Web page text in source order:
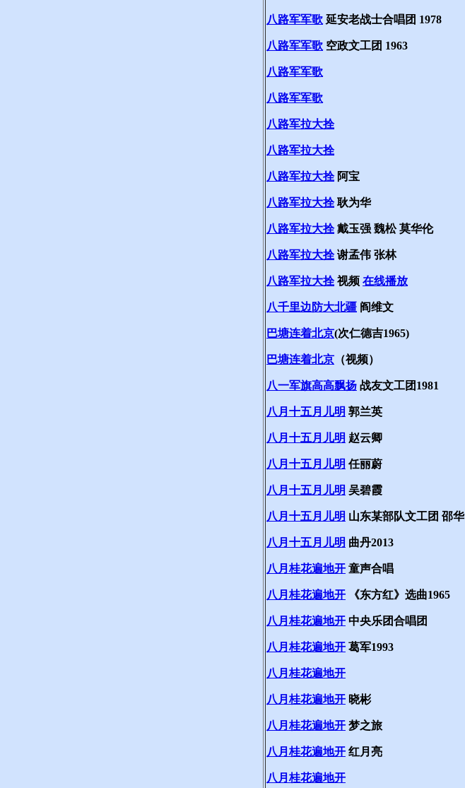
八路军军歌 延安老战士合唱团 1978
八路军军歌 空政文工团 1963
八路军军歌
八路军军歌
八路军拉大拴
八路军拉大拴
八路军拉大拴阿宝
八路军拉大拴耿为华
八路军拉大拴戴玉强 魏松 莫华伦
八路军拉大拴谢孟伟 张林
八路军拉大拴视频 在线播放
八千里边防大北疆 阎维文
巴塘连着北京(次仁德吉1965)
巴塘连着北京 （视频）
八一军旗高高飘扬 战友文工团1981
八月十五月儿明 郭兰英
八月十五月儿明 赵云卿
八月十五月儿明 任丽蔚
八月十五月儿明 吴碧霞
八月十五月儿明 山东某部队文工团 邵华
八月十五月儿明 曲丹2013
八月桂花遍地开 童声合唱
八月桂花遍地开 《东方红》选曲1965
八月桂花遍地开 中央乐团合唱团
八月桂花遍地开 葛军1993
八月桂花遍地开
八月桂花遍地开 晓彬
八月桂花遍地开 梦之旅
八月桂花遍地开 红月亮
八月桂花遍地开